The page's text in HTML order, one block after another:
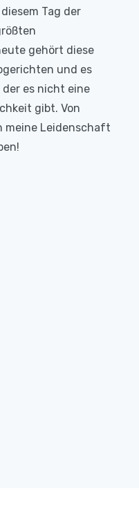
Tag der
gehört diese
und es
der es nicht eine
gibt. Von
meine Leidenschaft